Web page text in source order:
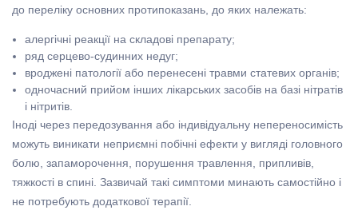
до переліку основних протипоказань, до яких належать:
алергічні реакції на складові препарату;
ряд серцево-судинних недуг;
вроджені патології або перенесені травми статевих органів;
одночасний прийом інших лікарських засобів на базі нітратів
і нітритів.
Іноді через передозування або індивідуальну непереносимість
можуть виникати неприємні побічні ефекти у вигляді головного
болю, запаморочення, порушення травлення, припливів,
тяжкості в спині. Зазвичай такі симптоми минають самостійно і
не потребують додаткової терапії.